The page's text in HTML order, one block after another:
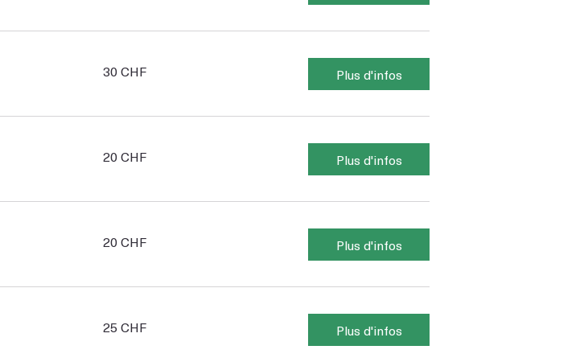
francs
30 CHF Plus d'infos
francs
20 CHF Plus d'infos
francs
20 CHF Plus d'infos
francs
25 CHF Plus d'infos